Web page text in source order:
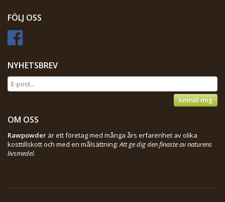
FÖLJ OSS
NYHETSBREV
Anmäl mig
OM OSS
Rawpowder är ett företag med många års erfarenhet av olika
kosttillskott och med en målsättning:Att ge dig den finaste av naturens
livsmedel.